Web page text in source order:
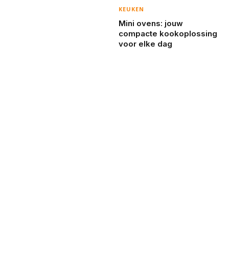
KEUKEN
Mini ovens: jouw
compacte kookoplossing
voor elke dag